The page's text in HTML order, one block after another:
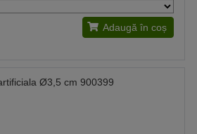
Adaugă în coș
Ø3,5 cm 900399